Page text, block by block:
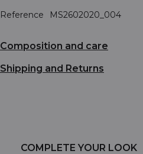
Reference
MS2602020_004
Composition and care
Shipping and Returns
COMPLETE YOUR LOOK